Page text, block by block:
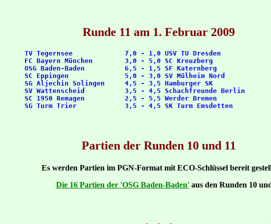
Runde 11 am 1. Februar 2009
TV Tegernsee             7,0 - 1,0 USV
FC Bayern München        3,0 - 5,0 SC
OSG Baden-Baden          6,5 - 1,5 SF
SC Eppingen              5,0 - 3,0 SV
SG Aljechin Solingen     4,5 - 3,5
SV Wattenscheid          3,5 - 4,5
SC 1950 Remagen          2,5 - 5,5
Partien der Runden 10 und 11
Es werden Partien im PGN-Format mit ECO-Schlüssel bereit
Die 16 Partien der 'OSG Baden-Baden'aus den Runden 10